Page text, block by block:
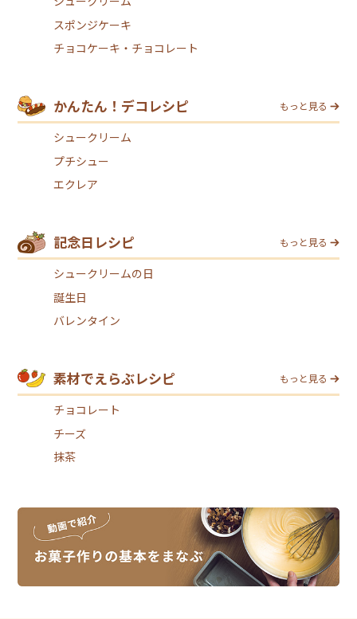
スポンジケーキ
チョコケーキ・チョコレート
かんたん！デコレシピ もっと見る
シュークリーム
プチシュー
エクレア
記念日レシピ もっと見る
シュークリームの日
誕生日
バレンタイン
素材でえらぶレシピ もっと見る
チョコレート
チーズ
抹茶